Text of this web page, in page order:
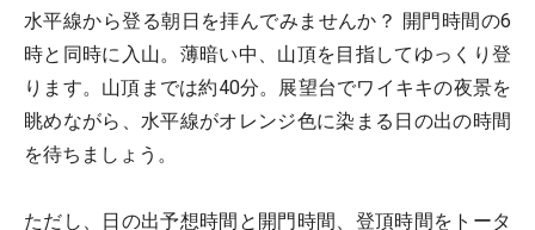
水平線から登る朝日を拝んでみませんか？ 開門時間の6
時と同時に入山。薄暗い中、山頂を目指してゆっくり登
ります。山頂までは約40分。展望台でワイキキの夜景を
眺めながら、水平線がオレンジ色に染まる日の出の時間
を待ちましょう。
ただし、日の出予想時間と開門時間、登頂時間をトータ